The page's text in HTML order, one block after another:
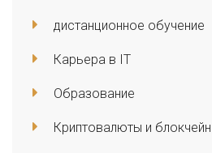
дистанционное обучение
Карьера в IT
Образование
Криптовалюты и блокчейн